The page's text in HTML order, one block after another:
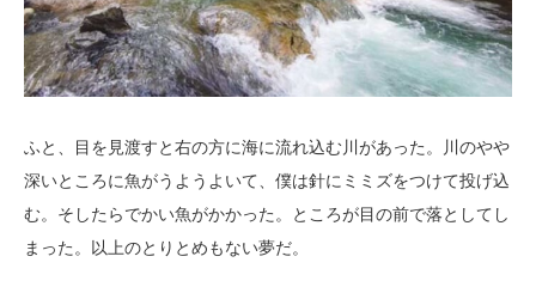
ふと、目を見渡すと右の方に海に流れ込む川があった。川のやや
深いところに魚がうようよいて、僕は針にミミズをつけて投げ込
む。そしたらでかい魚がかかった。ところが目の前で落としてし
まった。以上のとりとめもない夢だ。